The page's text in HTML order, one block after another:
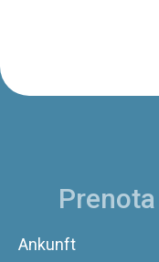
Ankunft